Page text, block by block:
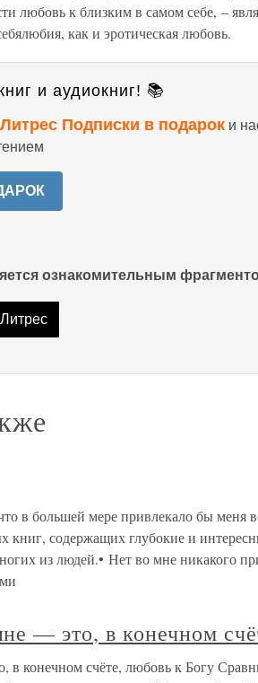
любовь к близким в самом себе, –
как и эротическая любовь.
и аудиокниг! 📚
Подписки в подарок и
ознакомительным
в большей мере привлекало бы меня
книг, содержащих глубокие и
из людей.• Нет во мне никакого
— это, в конечном
конечном счёте, любовь к Богу